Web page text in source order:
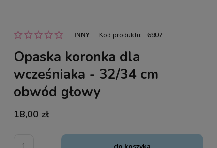
INNY Kod produktu: 6907
Opaska koronka dla
wcześniaka - 32/34 cm
obwód głowy
18,00 zł
do koszyka